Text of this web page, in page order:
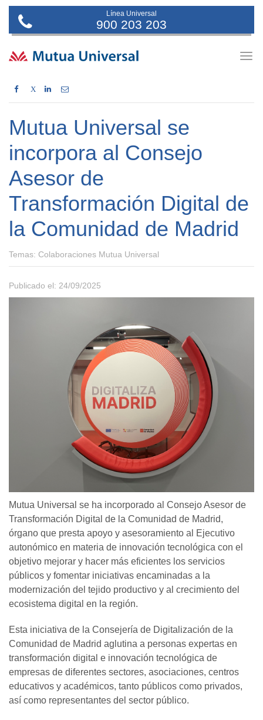
Línea Universal
900 203 203
X
Mutua Universal se
incorpora al Consejo
Asesor de
Transformación Digital de
la Comunidad de Madrid
Temas: Colaboraciones Mutua Universal
Publicado el: 24/09/2025
Mutua Universal se ha incorporado al Consejo Asesor de
Transformación Digital de la Comunidad de Madrid,
órgano que presta apoyo y asesoramiento al Ejecutivo
autonómico en materia de innovación tecnológica con el
objetivo mejorar y hacer más eficientes los servicios
públicos y fomentar iniciativas encaminadas a la
modernización del tejido productivo y al crecimiento del
ecosistema digital en la región.
Esta iniciativa de la Consejería de Digitalización de la
Comunidad de Madrid aglutina a personas expertas en
transformación digital e innovación tecnológica de
empresas de diferentes sectores, asociaciones, centros
educativos y académicos, tanto públicos como privados,
así como representantes del sector público.